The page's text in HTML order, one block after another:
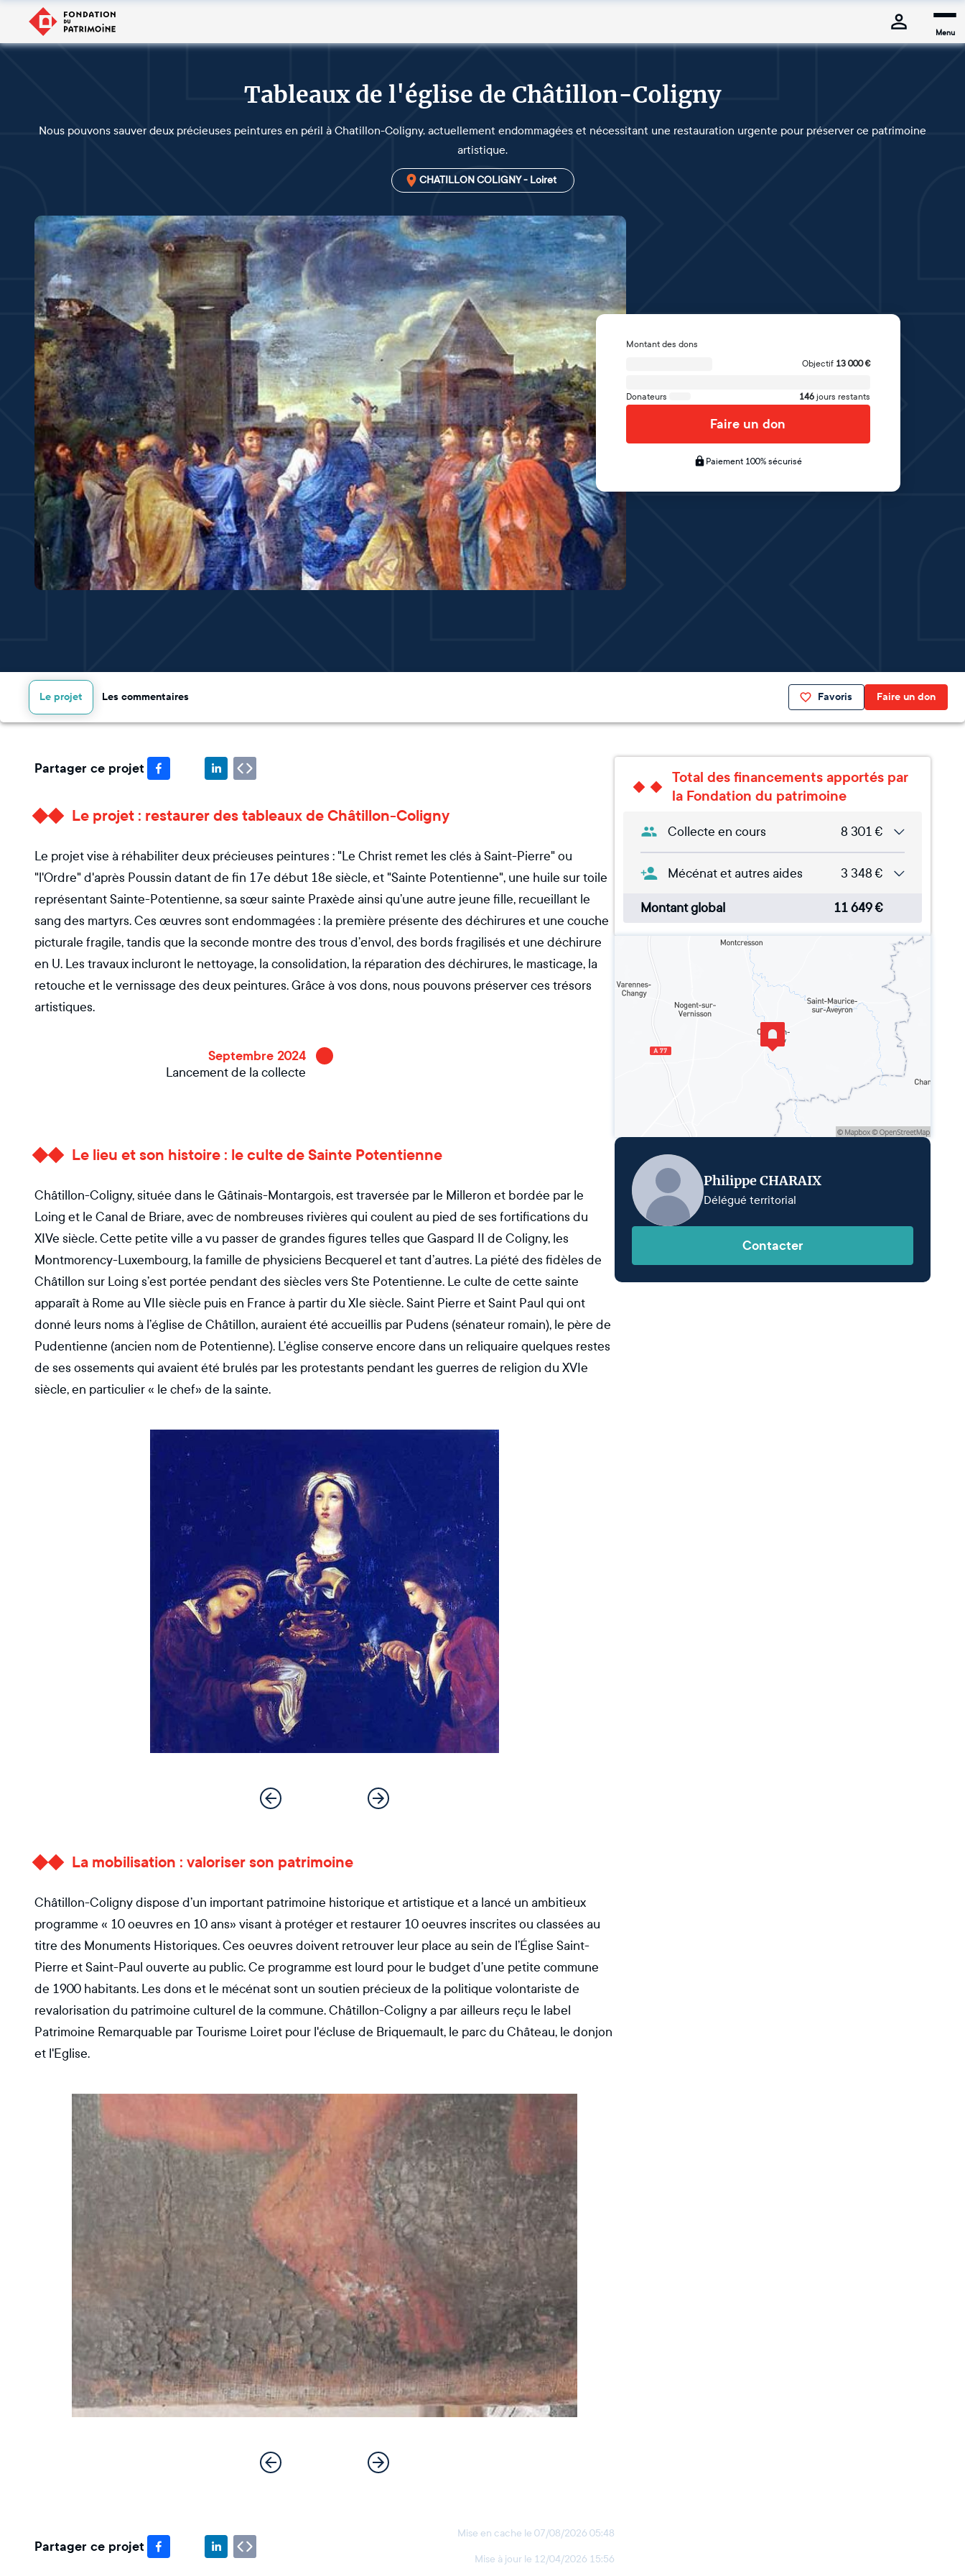
Menu
Tableaux de l'église de Châtillon-Coligny
Nous pouvons sauver deux précieuses peintures en péril à Chatillon-Coligny, actuellement endommagées et nécessitant une restauration urgente pour préserver ce patrimoine
artistique.
CHATILLON COLIGNY - Loiret
Montant des dons
Objectif 13 000€
Donateurs 146 jours restants
Faire un don
Paiement 100% sécurisé
Favoris Faire un don
Le projet Les commentaires
Partager ce projet
Le projet : restaurer des tableaux de Châtillon-Coligny
Le projet vise à réhabiliter deux précieuses peintures : "Le Christ remet les clés à Saint-Pierre" ou
"l'Ordre" d'après Poussin datant de fin 17e début 18e siècle, et "Sainte Potentienne", une huile sur toile
représentant Sainte-Potentienne, sa sœur sainte Praxède ainsi qu’une autre jeune fille, recueillant le
sang des martyrs. Ces œuvres sont endommagées : la première présente des déchirures et une couche
picturale fragile, tandis que la seconde montre des trous d’envol, des bords fragilisés et une déchirure
en U. Les travaux incluront le nettoyage, la consolidation, la réparation des déchirures, le masticage, la
retouche et le vernissage des deux peintures. Grâce à vos dons, nous pouvons préserver ces trésors
artistiques.
Septembre 2024
Lancement de la collecte
Le lieu et son histoire : le culte de Sainte Potentienne
Châtillon-Coligny, située dans le Gâtinais-Montargois, est traversée par le Milleron et bordée par le
Loing et le Canal de Briare, avec de nombreuses rivières qui coulent au pied de ses fortifications du
XIVe siècle. Cette petite ville a vu passer de grandes figures telles que Gaspard II de Coligny, les
Montmorency-Luxembourg, la famille de physiciens Becquerel et tant d’autres. La piété des fidèles de
Châtillon sur Loing s’est portée pendant des siècles vers Ste Potentienne. Le culte de cette sainte
apparaît à Rome au VIIe siècle puis en France à partir du XIe siècle. Saint Pierre et Saint Paul qui ont
donné leurs noms à l’église de Châtillon, auraient été accueillis par Pudens (sénateur romain), le père de
Pudentienne (ancien nom de Potentienne). L’église conserve encore dans un reliquaire quelques restes
de ses ossements qui avaient été brulés par les protestants pendant les guerres de religion du XVIe
siècle, en particulier « le chef» de la sainte.
La mobilisation : valoriser son patrimoine
Châtillon-Coligny dispose d’un important patrimoine historique et artistique et a lancé un ambitieux
programme « 10 oeuvres en 10 ans» visant à protéger et restaurer 10 oeuvres inscrites ou classées au
titre des Monuments Historiques. Ces oeuvres doivent retrouver leur place au sein de l’Église Saint-
Pierre et Saint-Paul ouverte au public. Ce programme est lourd pour le budget d’une petite commune
de 1900 habitants. Les dons et le mécénat sont un soutien précieux de la politique volontariste de
revalorisation du patrimoine culturel de la commune. Châtillon-Coligny a par ailleurs reçu le label
Patrimoine Remarquable par Tourisme Loiret pour l'écluse de Briquemault, le parc du Château, le donjon
et l'Eglise.
Partager ce projet
Mise en cache le 07/08/2026 05:48
Mise à jour le 12/04/2026 15:56
Total des financements apportés par
la Fondation du patrimoine
Collecte en cours 8 301 €
Mécénat et autres aides 3 348 €
Montant global 11 649€
Philippe CHARAIX
Délégué territorial
Contacter